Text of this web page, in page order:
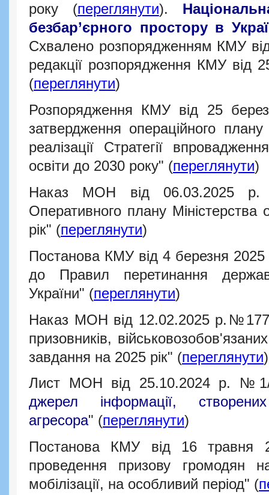
року (переглянути).
безбар’єрного простору в
Схвалено розпорядженням КМУ
редакції розпорядження КМУ від
(переглянути)
Розпорядження КМУ від 25
затвердження операційного
реалізації Стратегії
освіти до 2030 року" (переглянути)
Наказ МОН від 06.03.2025
Оперативного плану Міністерства
рік" (переглянути)
Постанова КМУ від 4 березня
до Правил перетинання
України" (переглянути)
Наказ МОН від 12.02.2025
призовників,
завдання на 2025 рік" (переглянути)
Лист МОН від 25.10.2024 р. №1/
джерел інформації,
агресора" (переглянути)
Постанова КМУ від 16
проведення призову громодян
мобілізації, на особливий період" (